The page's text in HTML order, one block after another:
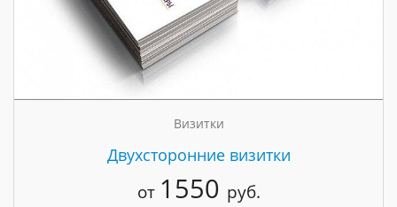
Визитки
Двухсторонние визитки
от 1550 руб.